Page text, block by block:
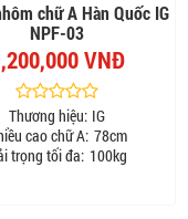
chữ A Hàn Quốc IG
NPF-03
VNĐ
Thương hiệu: IG
cao chữ A: 78cm
trọng tối đa: 100kg